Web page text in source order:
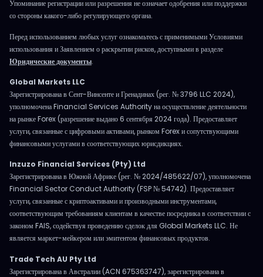
Упоминание регистрации или разрешения не означает одобрения или поддержки
со стороны какого-либо регулирующего органа.
Перед использованием любых услуг ознакомьтесь с применимыми Условиями
использования и Заявлением о раскрытии рисков, доступными в разделе
Юридические документы.
Global Markets LLC
Зарегистрирована в Сент-Винсенте и Гренадинах (рег. № 3796 LLC 2024),
уполномочена Financial Services Authority на осуществление деятельности
на рынке Forex (разрешение выдано 6 сентября 2024 года). Предоставляет
услуги, связанные с цифровыми активами, рынком Forex и сопутствующими
финансовыми услугами в соответствующих юрисдикциях.
Inzuzo Financial Services (Pty) Ltd
Зарегистрирована в Южной Африке (рег. № 2024/485622/07), уполномочена
Financial Sector Conduct Authority (FSP № 54742). Предоставляет
услуги, связанные с криптоактивами и производными инструментами,
соответствующим требованиям клиентам в качестве посредника в соответствии с
законом FAIS, содействуя проведению сделок для Global Markets LLC. Не
является маркет-мейкером или эмитентом финансовых продуктов.
Trade Tech AU Pty Ltd
Зарегистрирована в Австралии (ACN 675363747), зарегистрирована в